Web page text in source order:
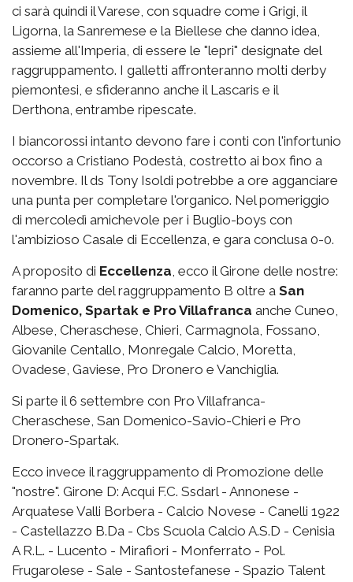
ci sarà quindi il Varese, con squadre come i Grigi, il
Ligorna, la Sanremese e la Biellese che danno idea,
assieme all'Imperia, di essere le "lepri" designate del
raggruppamento. I galletti affronteranno molti derby
piemontesi, e sfideranno anche il Lascaris e il
Derthona, entrambe ripescate.
I biancorossi intanto devono fare i conti con l'infortunio
occorso a Cristiano Podestà, costretto ai box fino a
novembre. Il ds Tony Isoldi potrebbe a ore agganciare
una punta per completare l'organico. Nel pomeriggio
di mercoledì amichevole per i Buglio-boys con
l'ambizioso Casale di Eccellenza, e gara conclusa 0-0.
A proposito di Eccellenza , ecco il Girone delle nostre:
faranno parte del raggruppamento B oltre a San
Domenico, Spartak e Pro Villafranca anche Cuneo,
Albese, Cheraschese, Chieri, Carmagnola, Fossano,
Giovanile Centallo, Monregale Calcio, Moretta,
Ovadese, Gaviese, Pro Dronero e Vanchiglia.
Si parte il 6 settembre con Pro Villafranca-
Cheraschese, San Domenico-Savio-Chieri e Pro
Dronero-Spartak.
Ecco invece il raggruppamento di Promozione delle
"nostre". Girone D: Acqui F.C. Ssdarl - Annonese -
Arquatese Valli Borbera - Calcio Novese - Canelli 1922
- Castellazzo B.Da - Cbs Scuola Calcio A.S.D - Cenisia
A R.L. - Lucento - Mirafiori - Monferrato - Pol.
Frugarolese - Sale - Santostefanese - Spazio Talent